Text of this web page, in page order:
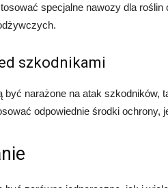
specjalne nawozy dla roślin
szkodnikami
być narażone na atak szkodników,
odpowiednie środki ochrony,